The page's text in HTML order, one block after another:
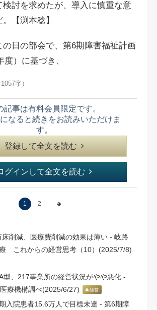
検討を求めたが、導入に慎重な意
【渕本稔】
日の部会で、第6期障害福祉計画
度）に基づき、
字）
記事は有料会員限定です。
なると続きをお読みいただけま
す。
登録して全文を読む
グインして全文を読む
1 2
削減、医療費削減の効果は薄い - 岐路
これからの経営思考（10）(2025/7/8)
型、217事業所の経営状況がやや悪化 -
療機構調べ(2025/6/27)
経営
入院患者15.6万人で目標未達 - 第6期障